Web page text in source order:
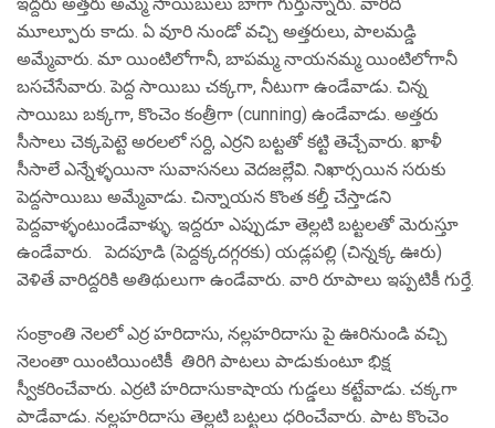
మూల్పూరు కాదు. ఏ వూరి నుండో వచ్చి అత్తరులు, పాలమడ్డి
అమ్మేవారు. మా యింటిలోగానీ, బాపమ్మ నాయనమ్మ యింటిలోగానీ
బసచేసేవారు. పెద్ద సాయిబు చక్కగా, నీటుగా ఉండేవాడు. చిన్న
సాయిబు బక్కగా, కొంచెం కంత్రీగా (cunning) ఉండేవాడు. అత్తరు
సీసాలు చెక్కపెట్టె అరలలో సర్ది, ఎర్రని బట్టతో కట్టి తెచ్చేవారు. ఖాళీ
సీసాలే ఎన్నేళ్ళయినా సువాసనలు వెదజల్లేవి. నిఖార్సయిన సరుకు
పెద్దసాయిబు అమ్మేవాడు. చిన్నాయన కొంత కల్తీ చేస్తాడని
పెద్దవాళ్ళంటుండేవాళ్ళు. ఇద్దరూ ఎప్పుడూ తెల్లటి బట్టలతో మెరుస్తూ
ఉండేవారు. పెదపూడి (పెద్దక్కదగ్గరకు) యడ్లపల్లి (చిన్నక్క ఊరు)
వెళితే వారిద్దరికి అతిథులుగా ఉండేవారు. వారి రూపాలు ఇప్పటికీ గుర్తే.
సంక్రాంతి నెలలో ఎర్ర హరిదాసు, నల్లహరిదాసు పై ఊరినుండి వచ్చి
నెలంతా యింటియింటికీ తిరిగి పాటలు పాడుకుంటూ భిక్ష
స్వీకరించేవారు. ఎర్రటి హరిదాసుకాషాయ గుడ్డలు కట్టేవాడు. చక్కగా
పాడేవాడు. నల్లహరిదాసు తెల్లటి బట్టలు ధరించేవారు. పాట కొంచెం